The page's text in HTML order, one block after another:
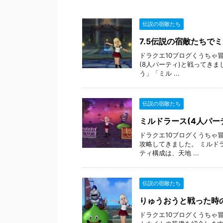
伝説の宿敵たち
7.5伝説の宿敵たちで
ドラクエ10ブログくうちゃ
(8人パーティ)と戦ってき
う」「ミル ...
伝説の宿敵たち
ミルドラース(4人パ
ドラクエ10ブログくうちゃ
攻略してきました。 ミルド
ティ構成は、天地 ...
伝説の宿敵たち
りゅうおうと戦った
ドラクエ10ブログくうちゃ